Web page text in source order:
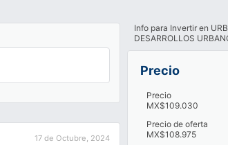
17 de Octubre, 2024
Info para Invertir en
DESARROLLOS
Precio
Precio
MX$109.030
Precio de oferta
MX$108.975